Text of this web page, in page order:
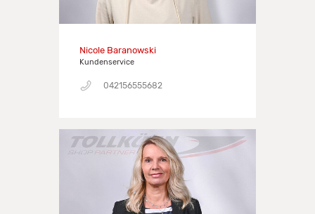
Nicole Baranowski
Kundenservice
042156555682